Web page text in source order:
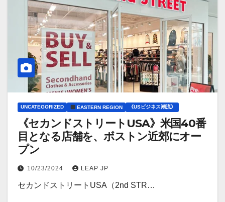
UNCATEGORIZED EASTERN REGION 《USビジネス潮流》
《セカンドストリートUSA》米国40番
目となる店舗を、ボストン近郊にオー
プン
10/23/2024 LEAP JP
セカンドストリートUSA（2nd STR…